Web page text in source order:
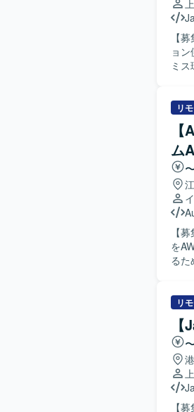
要
キュ
ク
セ
【
ョン
ミ
書
やテ
開
り
解決に
機
設
【
テス
リ
ム
【
を
るための
性
コ
い
on
用
ン
リ
【